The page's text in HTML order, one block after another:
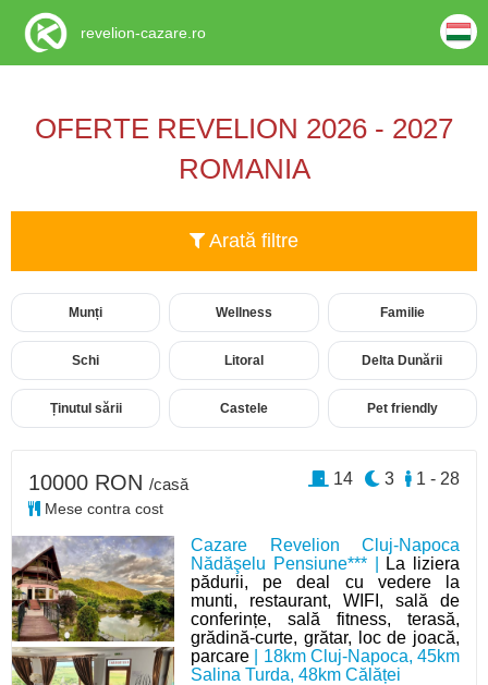
OFERTE REVELION 2026 - 2027
ROMANIA
Arată filtre
Munți Wellness Familie
Schi Litoral Delta Dunării
Ținutul sării Castele Pet friendly
Cazare Revelion Cluj-Napoca
Nădăşelu Pensiune*** |
La liziera
pădurii, pe deal cu vedere la
munti, restaurant, WIFI, sală de
conferințe, sală fitness, terasă,
grădină-curte, grătar, loc de joacă,
parcare | 18km Cluj-Napoca, 45km
Salina Turda, 48km Călăței
10000 RON /casă
Mese contra cost
1 - 28
3
14
revelion-cazare.ro